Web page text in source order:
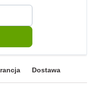
Dostawa